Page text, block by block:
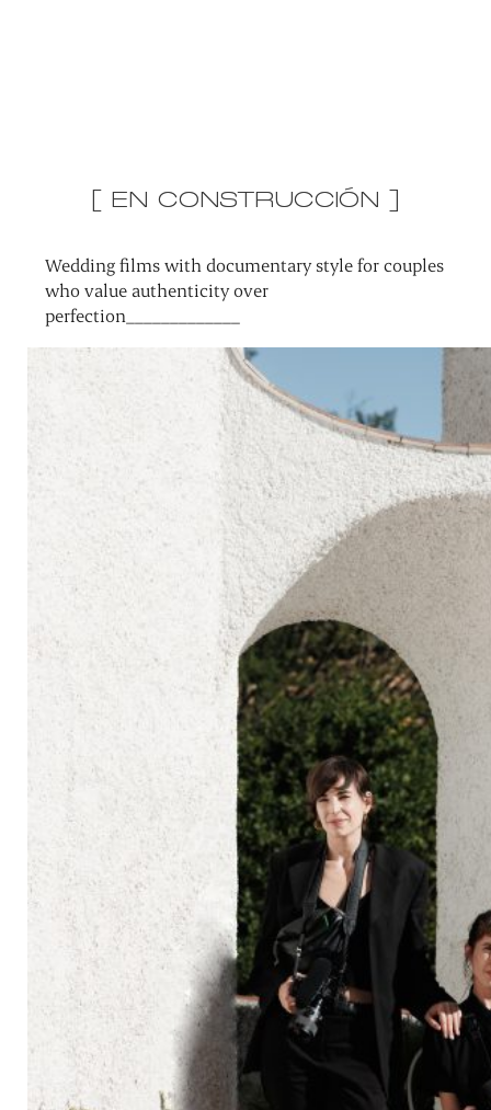
[ EN CONSTRUCCIÓN ]
Wedding films with documentary style for couples
who value authenticity over
perfection_____________